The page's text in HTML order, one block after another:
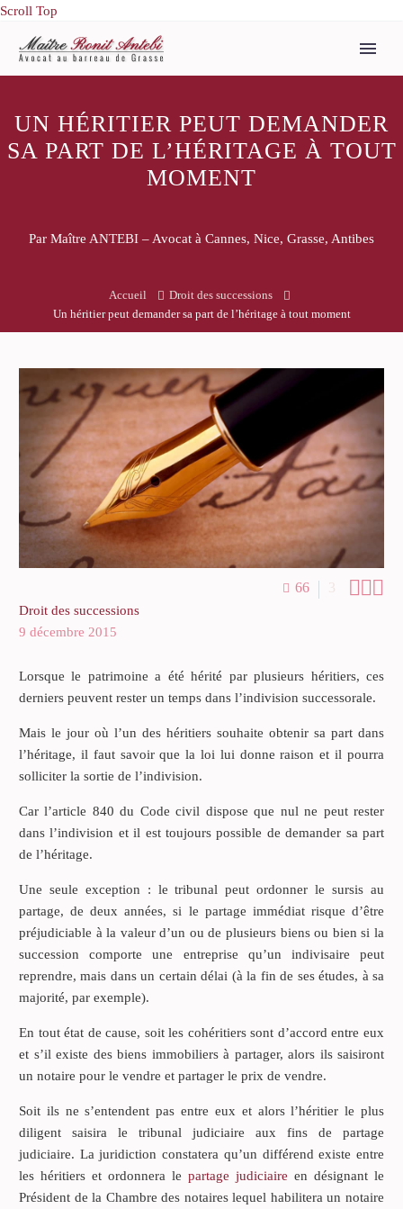
Scroll Top
UN HÉRITIER PEUT DEMANDER
SA PART DE L’HÉRITAGE À TOUT
MOMENT
Par Maître ANTEBI – Avocat à Cannes, Nice, Grasse, Antibes
Accueil
Droit des successions
Un héritier peut demander sa part de l’héritage à tout moment
66 3 
Droit des successions
9 décembre 2015
Lorsque le patrimoine a été hérité par plusieurs héritiers, ces
derniers peuvent rester un temps dans l’indivision successorale.
Mais le jour où l’un des héritiers souhaite obtenir sa part dans
l’héritage, il faut savoir que la loi lui donne raison et il pourra
solliciter la sortie de l’indivision.
Car l’article 840 du Code civil dispose que nul ne peut rester
dans l’indivision et il est toujours possible de demander sa part
de l’héritage.
Une seule exception : le tribunal peut ordonner le sursis au
partage, de deux années, si le partage immédiat risque d’être
préjudiciable à la valeur d’un ou de plusieurs biens ou bien si la
succession comporte une entreprise qu’un indivisaire peut
reprendre, mais dans un certain délai (à la fin de ses études, à sa
majorité, par exemple).
En tout état de cause, soit les cohéritiers sont d’accord entre eux
et s’il existe des biens immobiliers à partager, alors ils saisiront
un notaire pour le vendre et partager le prix de vendre.
Soit ils ne s’entendent pas entre eux et alors l’héritier le plus
diligent saisira le tribunal judiciaire aux fins de partage
judiciaire. La juridiction constatera qu’un différend existe entre
les héritiers et ordonnera le partage judiciaire en désignant le
Président de la Chambre des notaires lequel habilitera un notaire